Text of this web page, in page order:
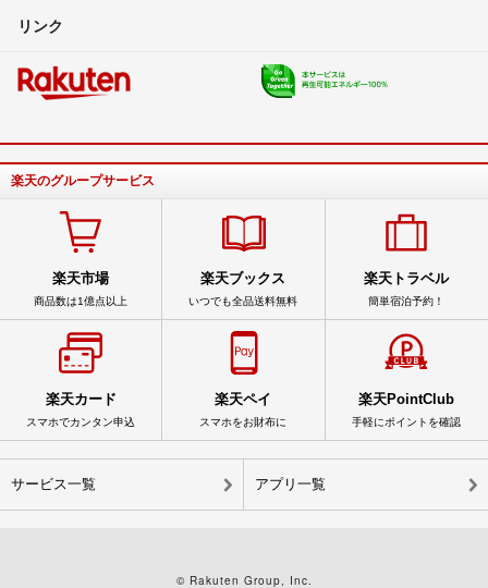
リンク
楽天のグループサービス
楽天市場
商品数は1億点以上
楽天ブックス
いつでも全品送料無料
楽天トラベル
簡単宿泊予約！
楽天カード
スマホでカンタン申込
楽天ペイ
スマホをお財布に
楽天PointClub
手軽にポイントを確認
サービス一覧 アプリ一覧
© Rakuten Group, Inc.